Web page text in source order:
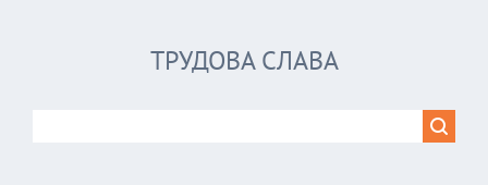
ТРУДОВА СЛАВА